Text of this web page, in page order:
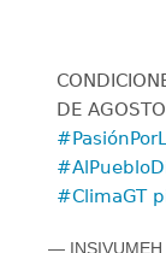
DE
#ClimaGT
— INSIVUMEH